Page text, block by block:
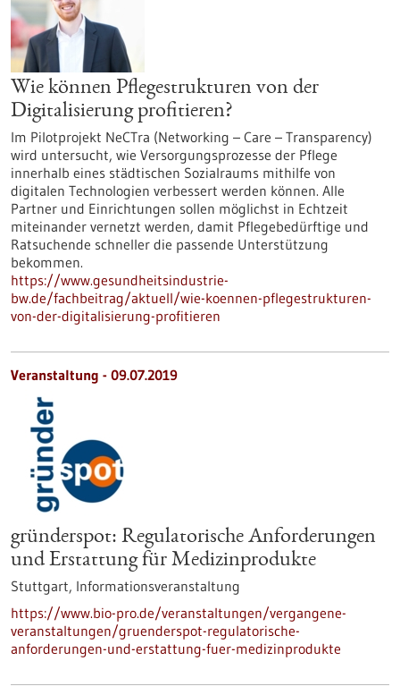
Wie können Pflegestrukturen von der
Digitalisierung profitieren?
Im Pilotprojekt NeCTra (Networking – Care – Transparency)
wird untersucht, wie Versorgungsprozesse der Pflege
innerhalb eines städtischen Sozialraums mithilfe von
digitalen Technologien verbessert werden können. Alle
Partner und Einrichtungen sollen möglichst in Echtzeit
miteinander vernetzt werden, damit Pflegebedürftige und
Ratsuchende schneller die passende Unterstützung
bekommen.
https://www.gesundheitsindustrie-
bw.de/fachbeitrag/aktuell/wie-koennen-pflegestrukturen-
von-der-digitalisierung-profitieren
Veranstaltung - 09.07.2019
gründerspot: Regulatorische Anforderungen
und Erstattung für Medizinprodukte
Stuttgart, Informationsveranstaltung
https://www.bio-pro.de/veranstaltungen/vergangene-
veranstaltungen/gruenderspot-regulatorische-
anforderungen-und-erstattung-fuer-medizinprodukte